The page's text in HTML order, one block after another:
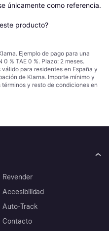
únicamente como referencia.
producto?
Ejemplo de pago para una
% TAE 0 %. Plazo: 2 meses.
para residentes en España y
de Klarna. Importe mínimo y
y resto de condiciones en
Revender
Accesibilidad
Auto-Track
Contacto